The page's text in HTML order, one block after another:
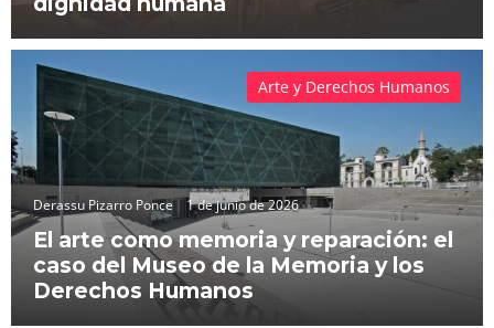
Derassu Pizarro Ponce 1 de junio de 2026
El arte como memoria y reparación: el
caso del Museo de la Memoria y los
Derechos Humanos
Arte y Derechos Humanos